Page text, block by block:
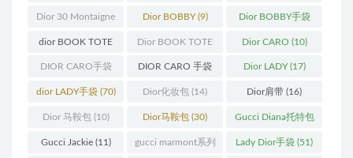
(13) (10)
Dior 30 Montaigne
蒙田(31)
Dior BOBBY(9) Dior BOBBY手袋
(26)
dior BOOK TOTE
(12)
Dior BOOK TOTE
手袋(163)
Dior CARO (10)
DIOR CARO手袋
(11)
DIOR CARO 手袋
(31)
Dior LADY(17)
dior LADY手袋(70) Dior化妆包 (14) Dior肩带 (16)
Dior 马鞍包(10) Dior马鞍包 (30) Gucci Diana托特包
(11)
Gucci Jackie(11) gucci marmont系列 Lady Dior手袋 (51)